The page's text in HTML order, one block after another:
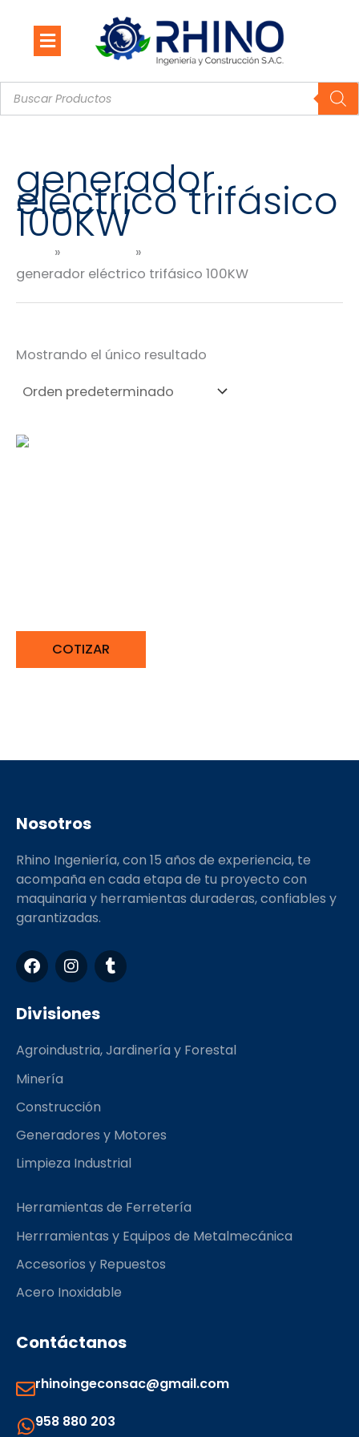
contenido
Búsqueda
de
productos
generador
eléctrico trifásico
100KW
generador eléctrico trifásico 100KW
Mostrando el único resultado
COTIZAR
Nosotros
Rhino Ingeniería, con 15 años de experiencia, te
acompaña en cada etapa de tu proyecto con
maquinaria y herramientas duraderas, confiables y
garantizadas.
F
a
c
e
b
o
I
n
s
t
a
r
T
u
m
Divisiones
Agroindustria, Jardinería y Forestal
Minería
Construcción
Generadores y Motores
Limpieza Industrial
Herramientas de Ferretería
Herrramientas y Equipos de Metalmecánica
Accesorios y Repuestos
Acero Inoxidable
Contáctanos
rhinoingeconsac@gmail.com
958 880 203